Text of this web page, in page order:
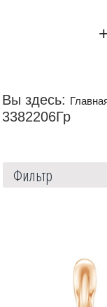
Вы здесь:
3382206Гр
Фильтр